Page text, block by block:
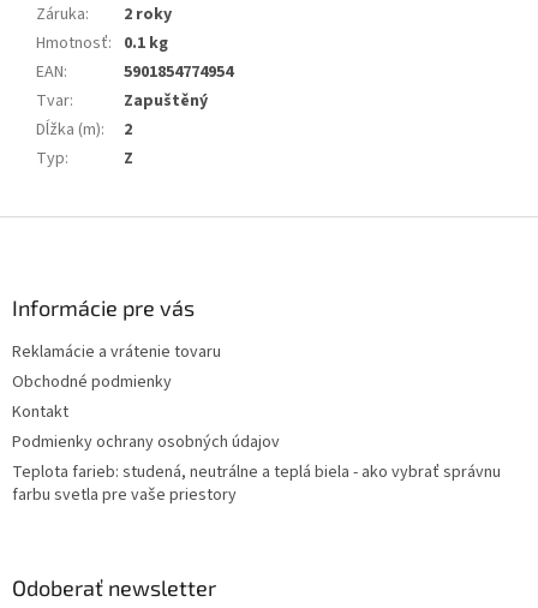
Záruka:
2 roky
Hmotnosť: 0.1 kg
EAN:
5901854774954
Tvar:
Zapuštěný
Dĺžka (m):
2
Typ: Z
Informácie pre vás
Reklamácie a vrátenie tovaru
Obchodné podmienky
Kontakt
Podmienky ochrany osobných údajov
Teplota farieb: studená, neutrálne a teplá biela - ako vybrať správnu
farbu svetla pre vaše priestory
Odoberať newsletter